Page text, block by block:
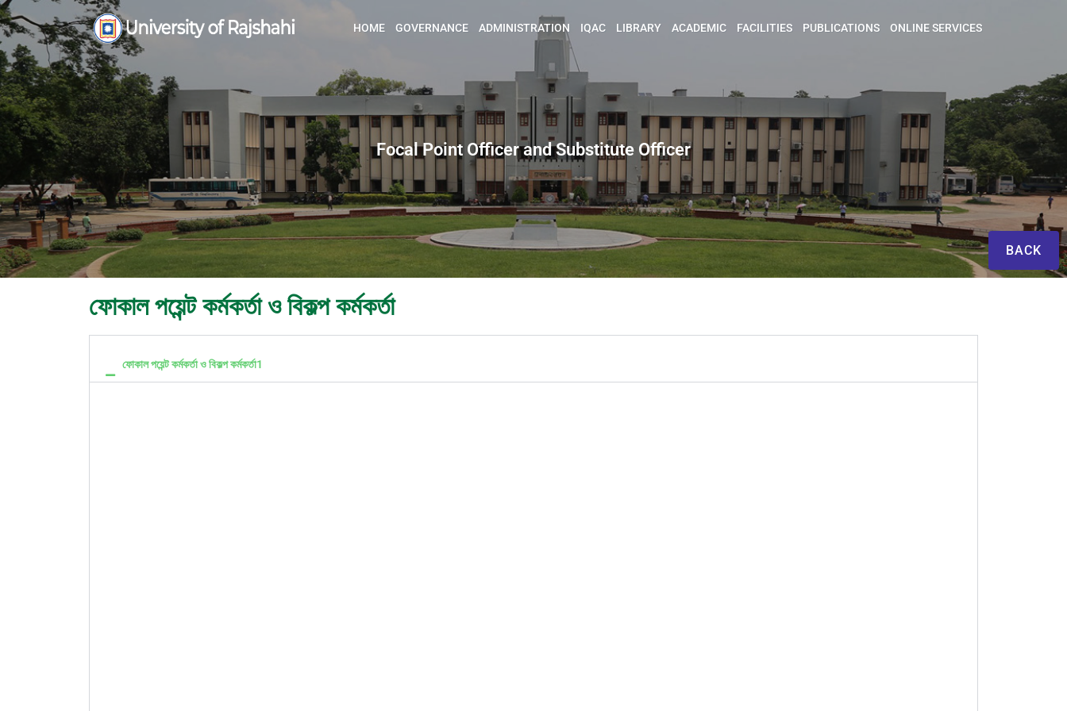
HOME GOVERNANCE ADMINISTRATION IQAC LIBRARY ACADEMIC FACILITIES PUBLICATIONS ONLINE SERVICES
Focal Point Officer and Substitute Officer
BACK
ফোকাল পয়েন্ট কর্মকর্তা ও বিকল্প কর্মকর্তা
ফোকাল পয়েন্ট কর্মকর্তা ও বিকল্প কর্মকর্তা1